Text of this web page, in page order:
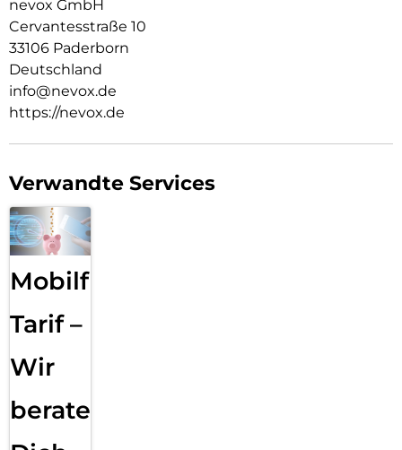
nevox GmbH
Cervantesstraße 10
33106 Paderborn
Deutschland
info@nevox.de
https://nevox.de
Verwandte Services
Mobilfunk
Tarif –
Wir
beraten